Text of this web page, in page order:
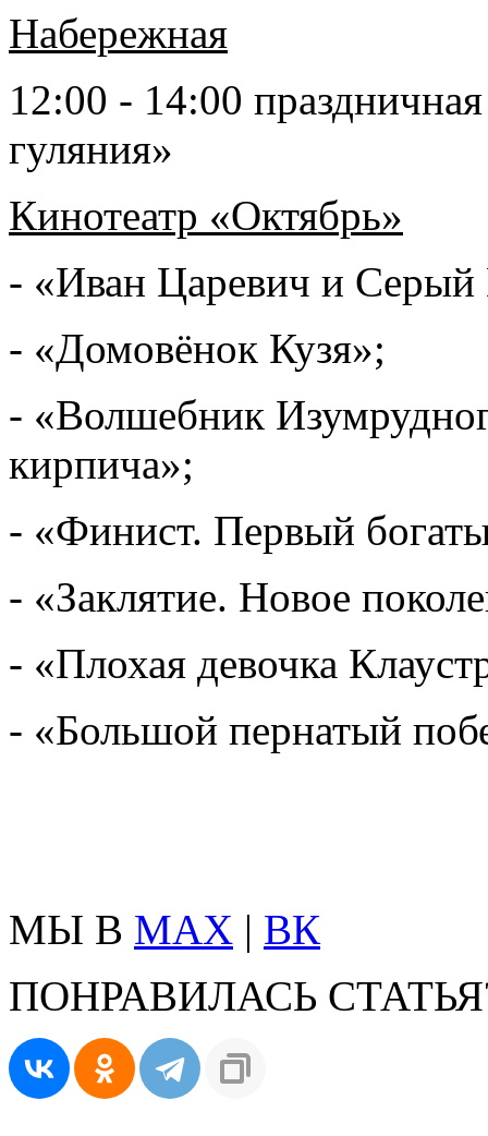
Набережная
12:00 - 14:00
гуляния»
Кинотеатр «Октябрь»
- «Иван Царевич и Серый
- «Домовёнок Кузя»;
- «Волшебник
кирпича»;
- «Финист. Первый
- «Заклятие. Новое
- «Плохая девочка
- «Большой пернатый
МЫ В MAX | ВК
ПОНРАВИЛАСЬ